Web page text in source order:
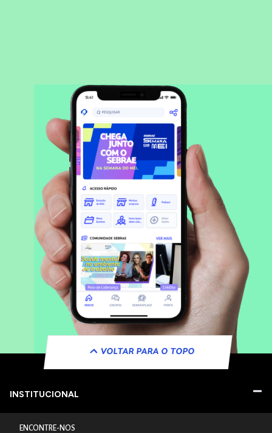
VOLTAR PARA O TOPO
INSTITUCIONAL
ENCONTRE-NOS